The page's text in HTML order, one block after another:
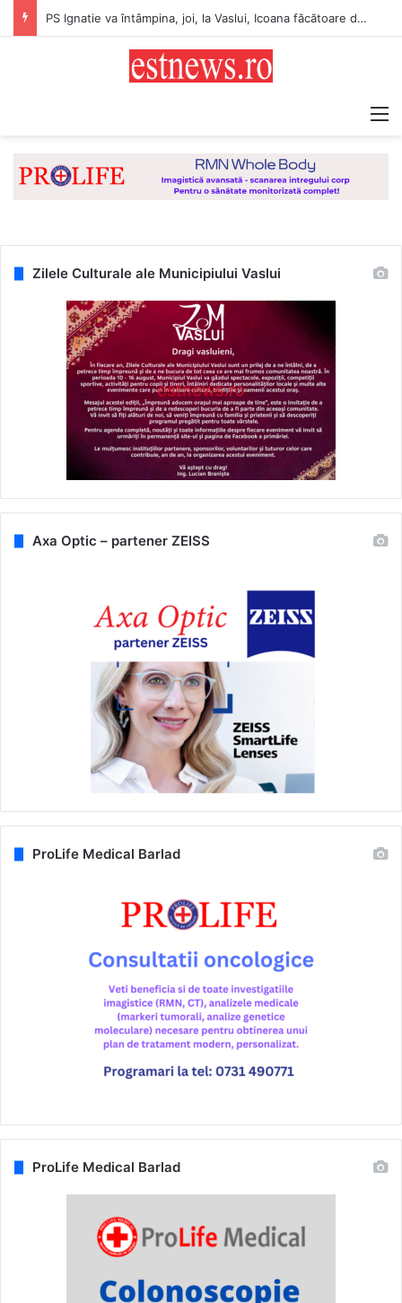
Direcţia de Sănătate Publică Vaslui: Recomandări pentru populație pentru perioada cu temperaturi extreme
Zilele Culturale ale Municipiului Vaslui
Axa Optic – partener ZEISS
ProLife Medical Barlad
ProLife Medical Barlad